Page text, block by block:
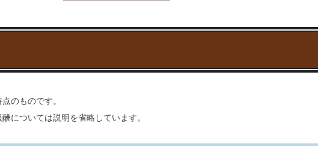
もくじ♪
クエスト手順
続きのクエスト